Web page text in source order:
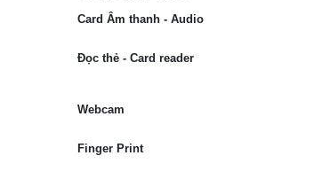
Card Âm thanh - Audio
Đọc thẻ - Card reader
Webcam
Finger Print